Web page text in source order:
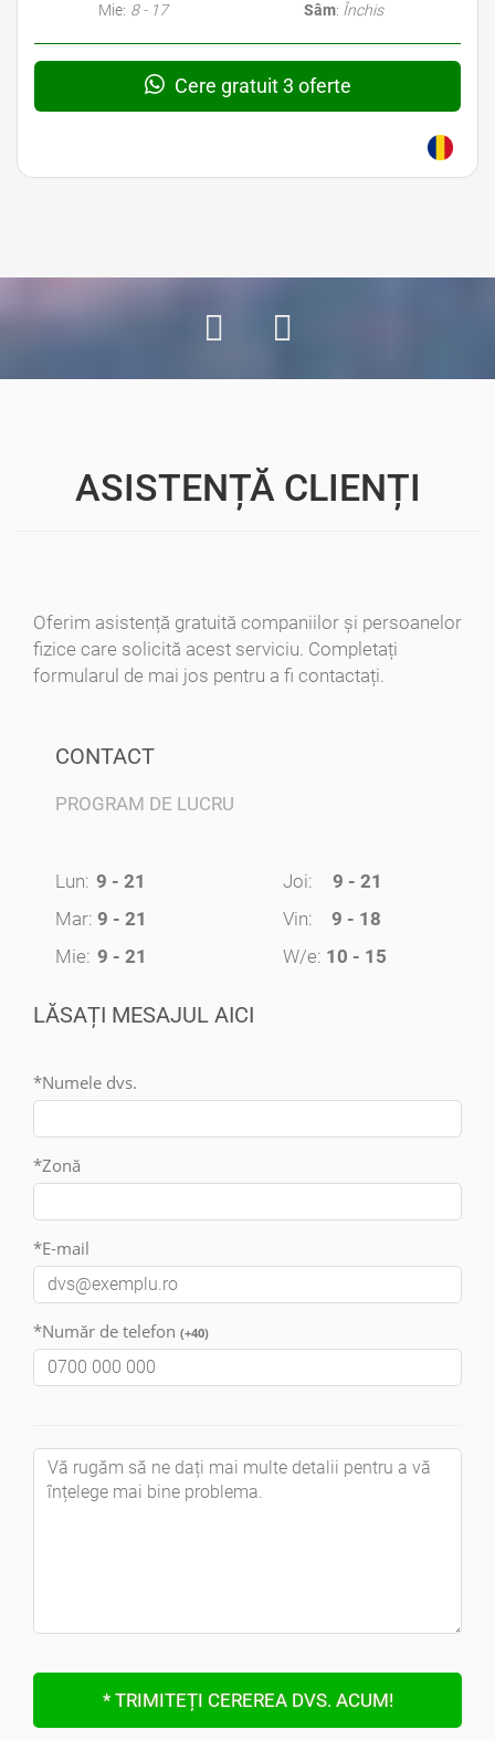
Mie: 8 - 17
Sâm: Închis
Cere gratuit 3 oferte
ASISTENȚĂ CLIENȚI
Oferim asistență gratuită companiilor și persoanelor
fizice care solicită acest serviciu. Completați
formularul de mai jos pentru a fi contactați.
CONTACT
PROGRAM DE LUCRU
Lun: 9 - 21
Mar: 9 - 21
Mie: 9 - 21
Joi:
9 - 21
Vin:
9 - 18
W/e: 10 - 15
LĂSAȚI MESAJUL AICI
*Numele dvs.
*Zonă
*E-mail
*Număr de telefon (+40)
* TRIMITEȚI CEREREA DVS. ACUM!